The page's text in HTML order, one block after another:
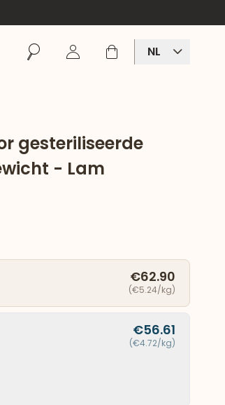
Zoeken Inloggen Winkelmand
NL
gesteriliseerde
- Lam
€62.90
(€5.24/kg)
€56.61
(€4.72/kg)